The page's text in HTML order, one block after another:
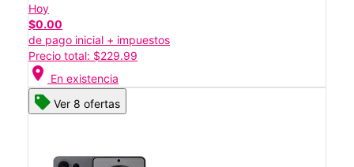
Hoy
$0.00
de pago inicial + impuestos
Precio total: $229.99
location_on En existencia
Ver 8 ofertas